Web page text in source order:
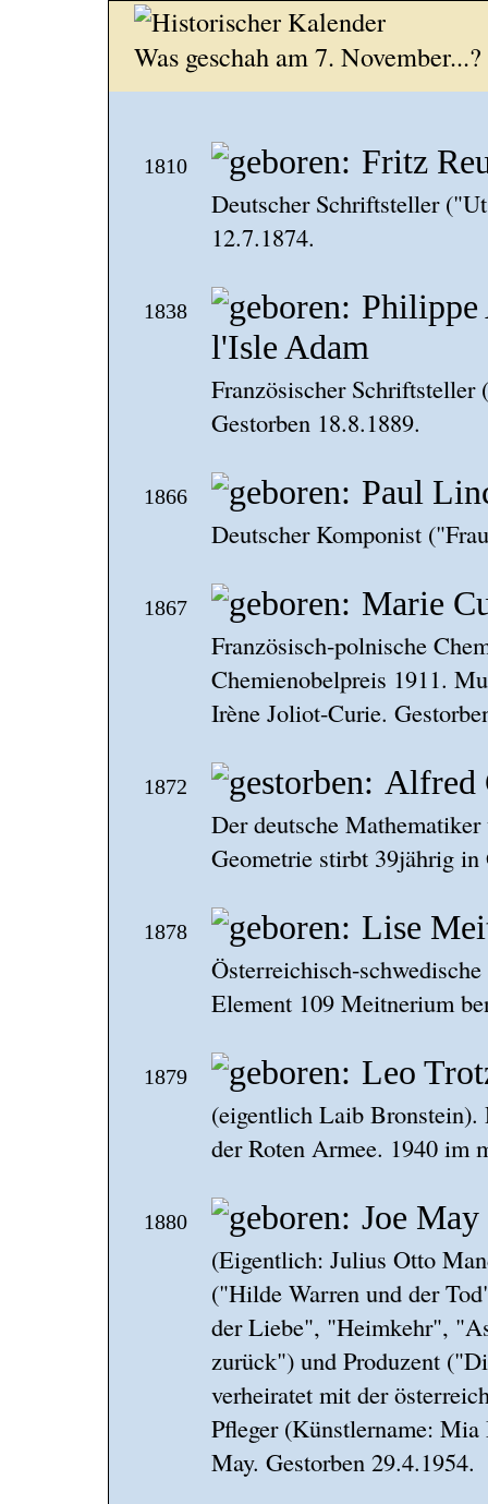
Was geschah am 7. November...?
1810 Fritz
Deutscher Schriftsteller
12.7.1874.
1838
Philippe
l'Isle Adam
Französischer Schriftsteller
Gestorben 18.8.1889.
1866 Paul
Deutscher Komponist
1867 Marie
Französisch-polnische
Chemienobelpreis 1911.
Irène Joliot-Curie.
1872 Alfred
Der deutsche
Geometrie stirbt 39jährig in
1878 Lise
Österreichisch-
Element 109 Meitnerium
1879 Leo
(eigentlich Laib Bronstein).
der Roten Armee. 1940 im
1880 Joe May
(Eigentlich: Julius Otto
("Hilde Warren und der
der Liebe", "Heimkehr",
zurück") und Produzent
verheiratet mit der
Pfleger (Künstlername:
May. Gestorben 29.4.1954.